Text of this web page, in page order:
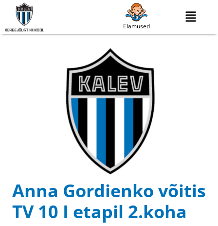
Elamused
Anna Gordienko võitis
TV 10 I etapil 2.koha